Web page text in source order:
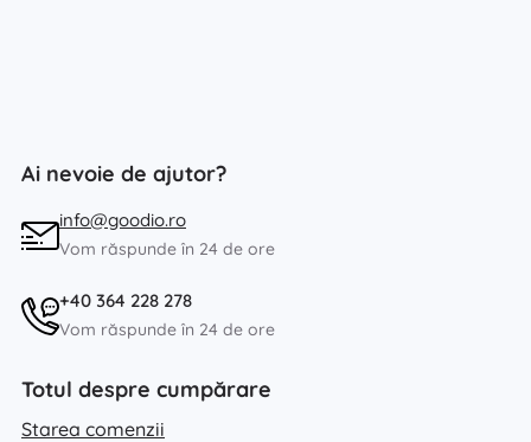
Ai nevoie de ajutor?
info@goodio.ro
Vom răspunde în 24 de ore
+40 364 228 278
Vom răspunde în 24 de ore
Totul despre cumpărare
Starea comenzii